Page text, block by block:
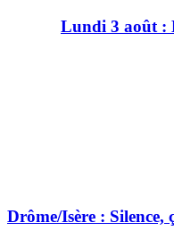
Lundi 3 août :
Drôme/Isère : Silence,